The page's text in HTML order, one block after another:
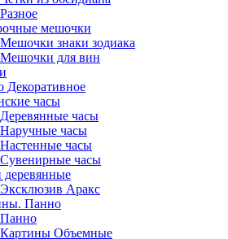
Разное
мешочки
Мешочки знаки зодиака
Мешочки для вин
Декоративное
часы
Деревянные часы
Наручные часы
Настенные часы
Сувенирные часы
деревянные
Эксклюзив Аракс
Панно
Панно
Картины Объемные